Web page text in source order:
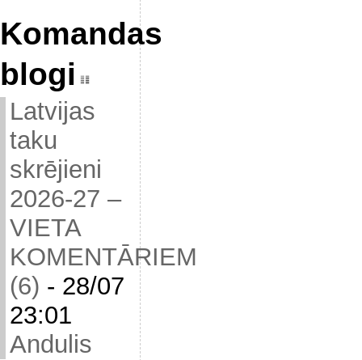
Komandas
blogi
Latvijas
taku
skrējieni
2026-27 –
VIETA
KOMENTĀRIEM
(6) - 28/07
23:01
Andulis